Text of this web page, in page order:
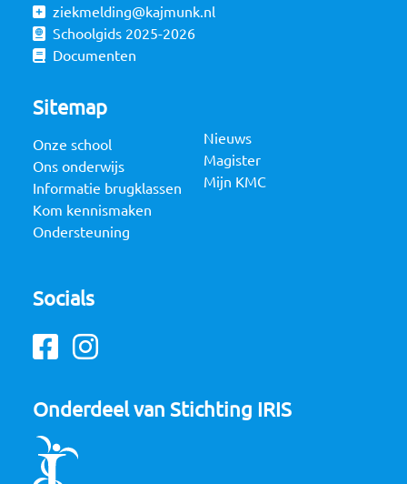
ziekmelding@kajmunk.nl
Schoolgids 2025-2026
Documenten
Sitemap
Onze school
Ons onderwijs
Informatie brugklassen
Kom kennismaken
Ondersteuning
Nieuws
Magister
Mijn KMC
Socials
Facebook
Instagram
Onderdeel van Stichting IRIS